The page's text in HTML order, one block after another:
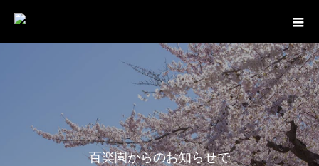
百楽園からのお知らせです。